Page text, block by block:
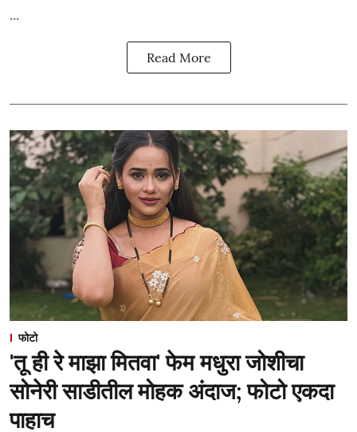
...
Read More
फोटो
'तू ही रे माझा मितवा' फेम मधुरा जोशीचा
सोनेरी साडीतील मोहक अंदाज; फोटो एकदा
पाहाच